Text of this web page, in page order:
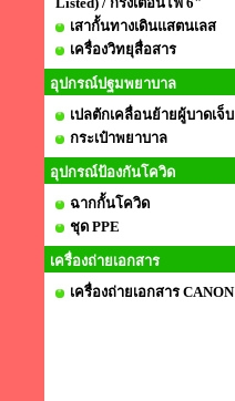
เสากั้นทางเดินแสตนเลส
เครื่องวิทยุสื่อสาร
อุปกรณ์ปฐมพยาบาล
เปลตักเคลื่อนย้ายผู้บาดเจ็บ
กระเป๋าพยาบาล
อุปกรณ์ป้องกันโควิด
ฉากกั้นโควิด
ชุด PPE
เครื่องถ่ายเอกสาร
เครื่องถ่ายเอกสาร CANON